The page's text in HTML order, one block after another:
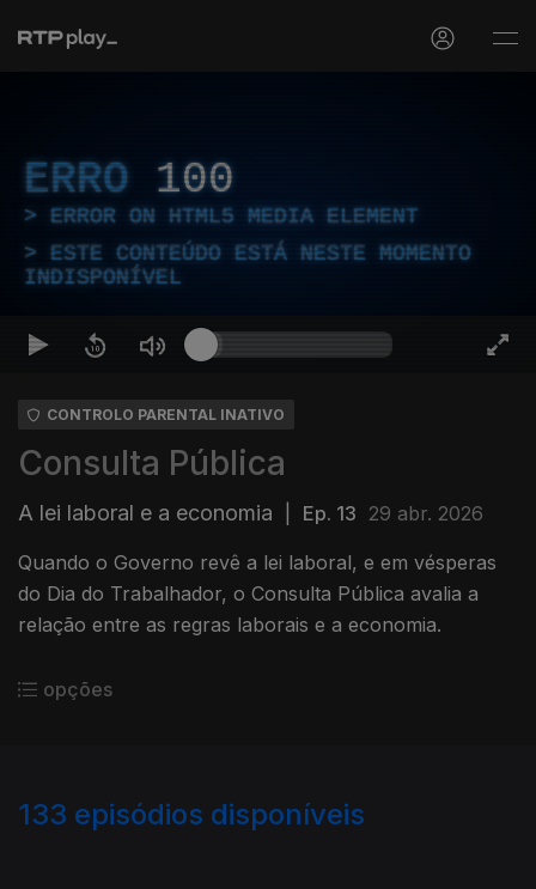
ERRO 100
ERROR ON HTML5 MEDIA ELEMENT
ESTE CONTEÚDO ESTÁ NESTE MOMENTO
INDISPONÍVEL
CONTROLO PARENTAL INATIVO
Consulta Pública
A lei laboral e a economia Ep. 13 29 abr. 2026
Quando o Governo revê a lei laboral, e em vésperas
do Dia do Trabalhador, o Consulta Pública avalia a
relação entre as regras laborais e a economia.
opções
133 episódios disponíveis